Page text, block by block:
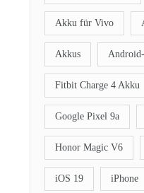
Akku für Vivo
Akkus
Fitbit Charge 4 Akku
Google Pixel 9a
Honor Magic V6
iOS 19 iPhone